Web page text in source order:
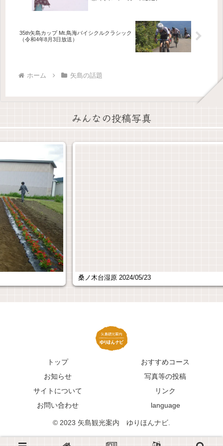
35th矢島カップ Mt.鳥海バイシクルクラシック
（令和4年8月3日放送）
ホーム 矢島の話題
みんなの投稿写真
桑ノ木台湿原 2024/05/23
トップ
おすすめコース
お知らせ
写真等の投稿
サイトについて
リンク
お問い合わせ
language
© 2023 矢島観光案内 ゆりほんナビ.